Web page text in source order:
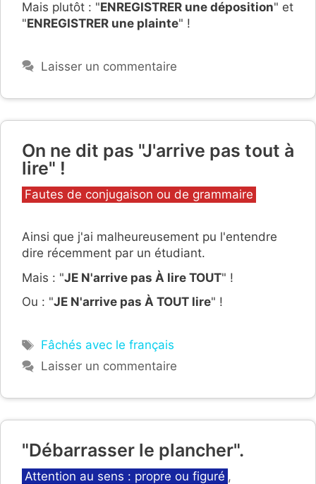
Mais plutôt : "ENREGISTRER une déposition" et
"ENREGISTRER une plainte" !
Laisser un commentaire
On ne dit pas "J'arrive pas tout à
lire" !
Catégories
Fautes de conjugaison ou de grammaire
Ainsi que j'ai malheureusement pu l'entendre
dire récemment par un étudiant.
Mais : "JE N'arrive pas À lire TOUT" !
Ou : "JE N'arrive pas À TOUT lire" !
Étiquettes
Fâchés avec le français
Laisser un commentaire
"Débarrasser le plancher".
Catégories
Attention au sens : propre ou figuré ,